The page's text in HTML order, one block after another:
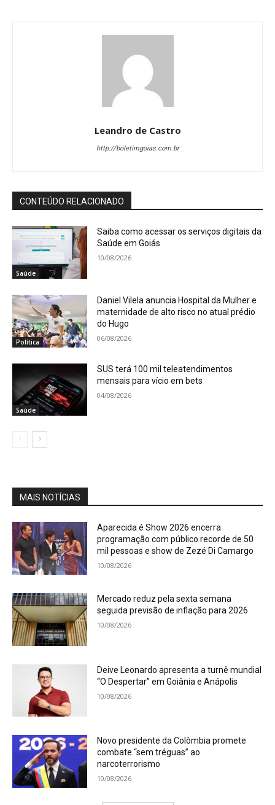
Leandro de Castro
http://boletimgoias.com.br
CONTEÚDO RELACIONADO
Saúde
Saiba como acessar os serviços digitais da
Saúde em Goiás
10/08/2026
Política
Daniel Vilela anuncia Hospital da Mulher e
maternidade de alto risco no atual prédio
do Hugo
06/08/2026
Saúde
SUS terá 100 mil teleatendimentos
mensais para vício em bets
04/08/2026
MAIS NOTÍCIAS
Aparecida é Show 2026 encerra
programação com público recorde de 50
mil pessoas e show de Zezé Di Camargo
10/08/2026
Mercado reduz pela sexta semana
seguida previsão de inflação para 2026
10/08/2026
Deive Leonardo apresenta a turnê mundial
“O Despertar” em Goiânia e Anápolis
10/08/2026
Novo presidente da Colômbia promete
combate “sem tréguas” ao
narcoterrorismo
10/08/2026